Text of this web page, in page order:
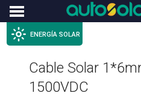
Menu
ENERGÍA SOLAR
Cable Solar
1500VDC